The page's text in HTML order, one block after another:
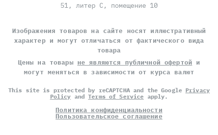
51, литер С, помещение 10
Изображения товаров на сайте носят иллюстративный
характер и могут отличаться от фактического вида
товара
Цены на товары не являются публичной офертой и
могут меняться в зависимости от курса валют
This site is protected by reCAPTCHA and the Google Privacy
Policy andTerms of Service apply.
Политика конфиденциальности
Пользовательское соглашение